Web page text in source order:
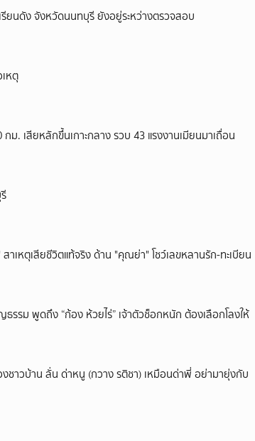
ยนดัง จังหวัดนนทบุรี ยังอยู่ระหว่างตรวจสอบ
หตุ
. เสียหลักขึ้นเกาะกลาง รวบ 43 แรงงานเมียนมาเถื่อน
เหตุเสียชีวิตแท้จริง ด้าน "คุณย่า" โชว์เลขหลานรัก-ทะเบียน
รม พูดถึง “ก้อง ห้วยไร่” เจ้าตัวช็อกหนัก ต้องเลือกโลงให้
งชาวบ้าน ลั่น ด่าหนู (กวาง รติชา) เหมือนด่าพี่ อย่ามายุ่งกับ